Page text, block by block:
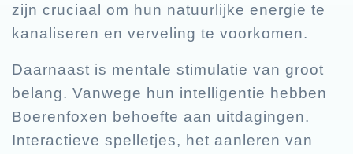
zijn cruciaal om hun natuurlijke energie te
kanaliseren en verveling te voorkomen.
Daarnaast is mentale stimulatie van groot
belang. Vanwege hun intelligentie hebben
Boerenfoxen behoefte aan uitdagingen.
Interactieve spelletjes, het aanleren van